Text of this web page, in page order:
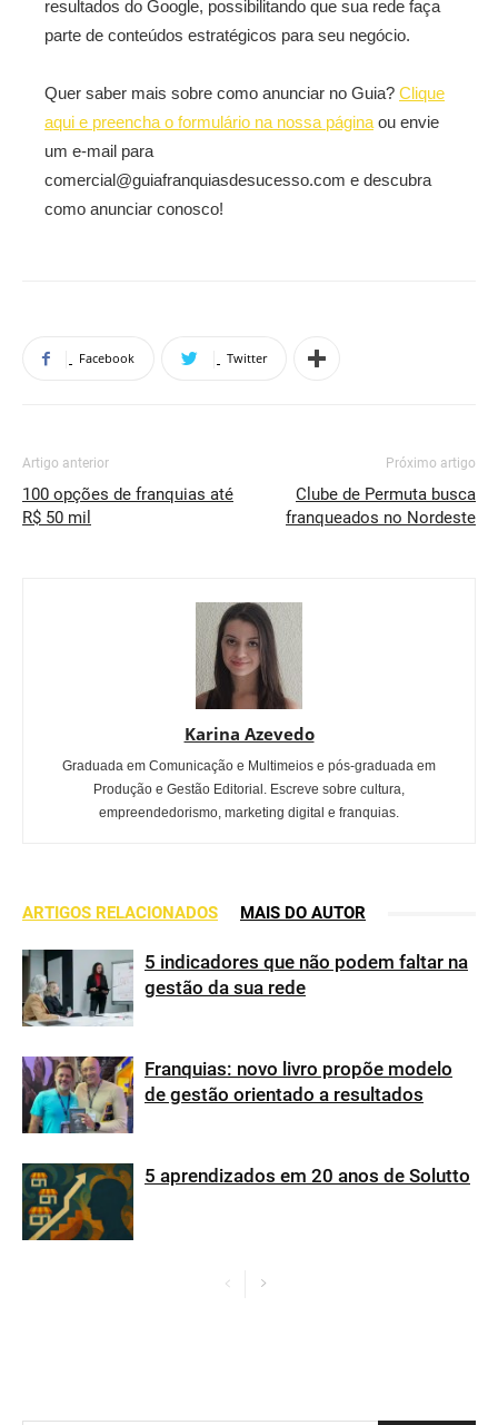
resultados do Google, possibilitando que sua rede faça
parte de conteúdos estratégicos para seu negócio.
Quer saber mais sobre como anunciar no Guia? Clique
aqui e preencha o formulário na nossa página ou envie
um e-mail para
comercial@guiafranquiasdesucesso.com e descubra
como anunciar conosco!
Facebook Twitter
Artigo anterior
100 opções de franquias até
R$ 50 mil
Próximo artigo
Clube de Permuta busca
franqueados no Nordeste
Karina Azevedo
Graduada em Comunicação e Multimeios e pós-graduada em
Produção e Gestão Editorial. Escreve sobre cultura,
empreendedorismo, marketing digital e franquias.
ARTIGOS RELACIONADOS MAIS DO AUTOR
5 indicadores que não podem faltar na
gestão da sua rede
Franquias: novo livro propõe modelo
de gestão orientado a resultados
5 aprendizados em 20 anos de Solutto